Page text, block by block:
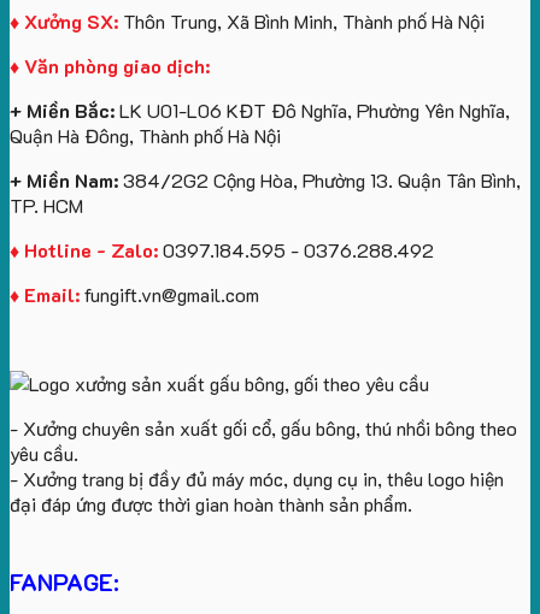
Lữ
Trung
lớn
theo
cầu
logo
♦ Xưởng SX: Thôn Trung, Xã Bình Minh, Thành phố Hà Nội
♦ Văn phòng giao dịch:
+ Miền Bắc:LK U01-L06 KĐT Đô Nghĩa, Phường Yên Nghĩa,
Quận Hà Đông, Thành phố Hà Nội
+ Miền Nam:384/2G2 Cộng Hòa, Phường 13. Quận Tân Bình,
TP. HCM
♦ Hotline - Zalo:0397.184.595 - 0376.288.492
♦ Email:fungift.vn@gmail.com
- Xưởng chuyên sản xuất gối cổ, gấu bông, thú nhồi bông theo
yêu cầu.
- Xưởng trang bị đầy đủ máy móc, dụng cụ in, thêu logo hiện
đại đáp ứng được thời gian hoàn thành sản phẩm.
FANPAGE: